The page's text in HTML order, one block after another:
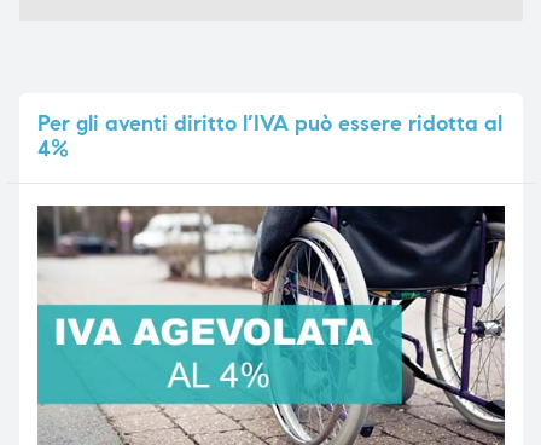
Pergli aventi diritto l’IVA può essere ridotta al
4%